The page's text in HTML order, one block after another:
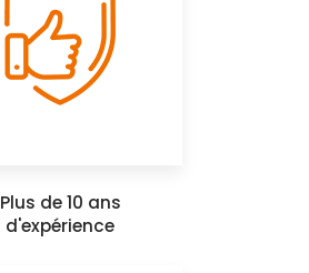
Plus de 10 ans
d'expérience